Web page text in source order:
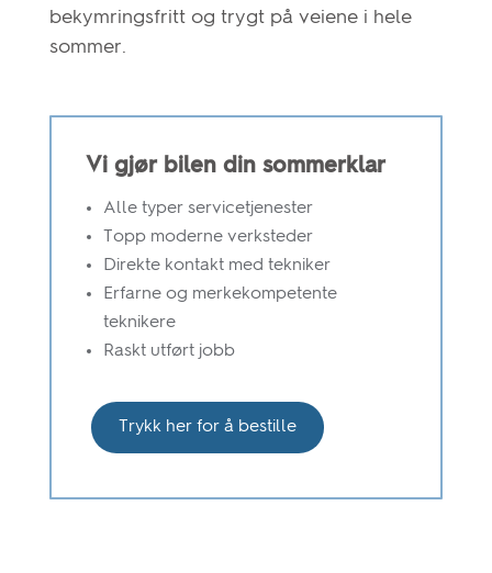
bekymringsfritt og trygt på veiene i hele
sommer.
Vi gjør bilen din sommerklar
Alle typer servicetjenester
Topp moderne verksteder
Direkte kontakt med tekniker
Erfarne og merkekompetente
teknikere
Raskt utført jobb
Trykk her for å bestille